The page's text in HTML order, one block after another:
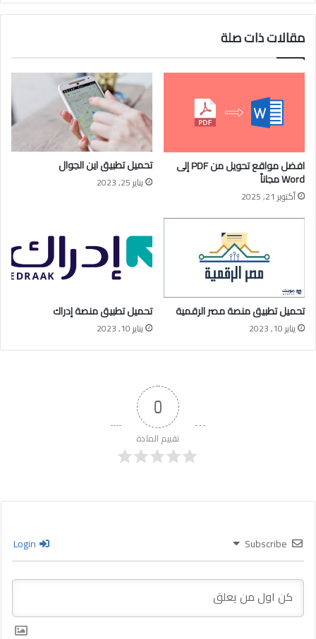
مقالات ذات صلة
افضل مواقع تحويل من PDF إلى
Word مجاناً
أكتوبر 21, 2025
تحميل تطبيق اين الجوال
يناير 25, 2023
تحميل تطبيق منصة مصر الرقمية
يناير 10, 2023
تحميل تطبيق منصة إدراك
يناير 10, 2023
0
تقييم المادة
Subscribe